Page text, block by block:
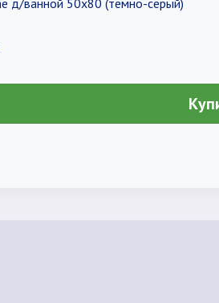
д/ванной 50х80 (темно-серый)